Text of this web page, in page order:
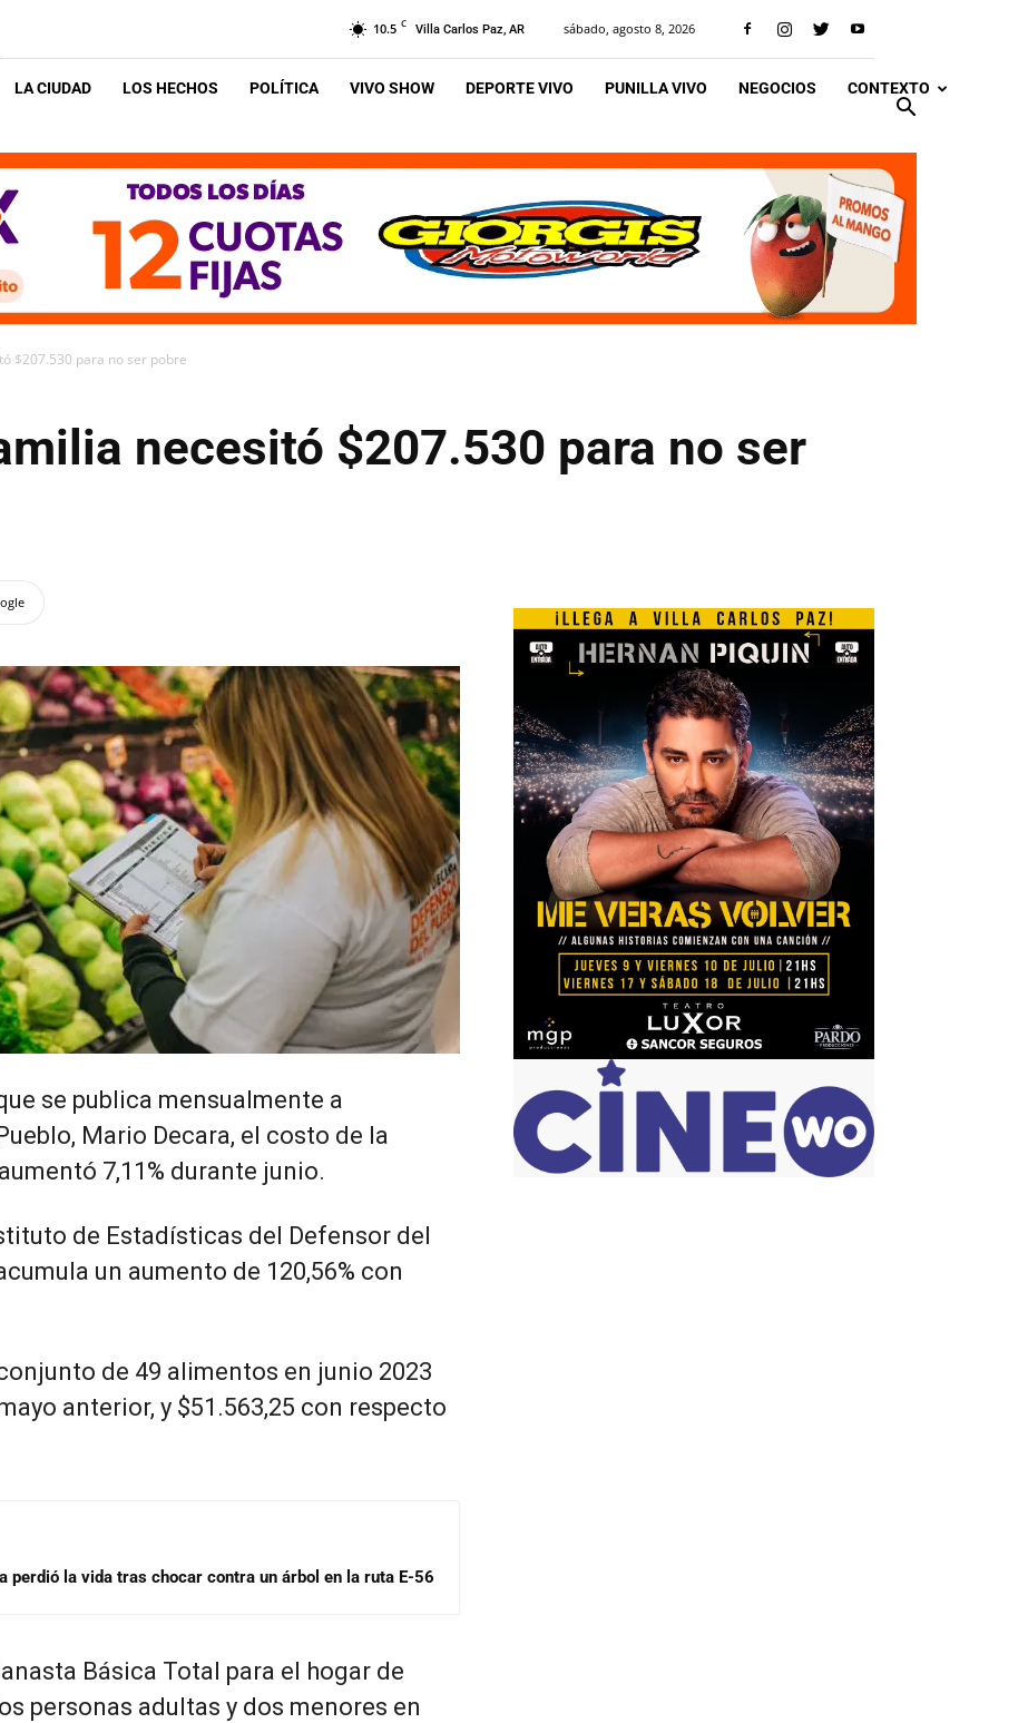
10.5 C Villa Carlos Paz, AR sábado, agosto 8, 2026
LA CIUDAD LOS HECHOS POLÍTICA VIVO SHOW DEPORTE VIVO PUNILLA VIVO NEGOCIOS CONTEXTO
$207.530 para no ser pobre
necesitó $207.530 para no ser
se publica mensualmente a
Mario Decara, el costo de la
7,11% durante junio.
de Estadísticas del Defensor del
un aumento de 120,56% con
de 49 alimentos en junio 2023
anterior, y $51.563,25 con respecto
perdió la vida tras chocar contra un árbol en la ruta E-56
Básica Total para el hogar de
personas adultas y dos menores en